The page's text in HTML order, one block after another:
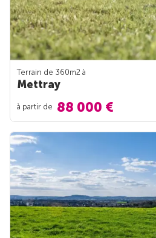
Terrain de 360m2 à
Mettray
à partir de 88 000 €